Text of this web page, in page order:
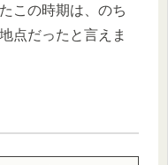
この時期は、のち
点だったと言えま